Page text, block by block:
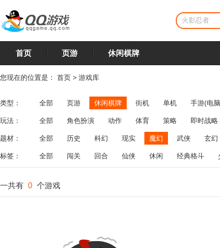
首页 页游 休闲棋牌
您现在的位置是： 首页 > 游戏库
类型： 全部 页游 休闲棋牌 街机 单机 手游(电
玩法： 全部 角色扮演 动作 体育 策略
即时战略
飞行
恋爱 第三人称射击 棋类 牌类 麻将
题材： 全部 历史 科幻 现实 魔幻 武侠 玄幻
标签： 全部 闯关 回合 仙侠 休闲 经典格斗
一共有 0 个游戏